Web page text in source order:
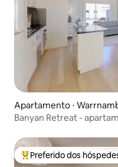
Apartamento ⋅
Banyan Retreat -
Entre os melhores
Preferido dos